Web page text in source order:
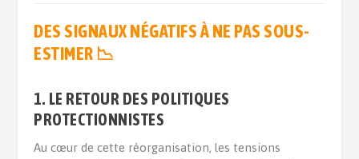
DES SIGNAUX NÉGATIFS À NE PAS SOUS-
ESTIMER 📉
1. LE RETOUR DES POLITIQUES
PROTECTIONNISTES
Au cœur de cette réorganisation, les tensions